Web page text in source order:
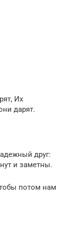
Их
дарят.
друг:
и заметны.
потом нам